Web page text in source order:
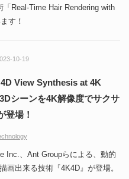
Real-Time Hair Rendering with
す！
10-19
View Synthesis at 4K
シーンを4K解像度でサクサ
登場！
Inc.、Ant Groupらによる、動的
画出来る技術『4K4D』が登場。